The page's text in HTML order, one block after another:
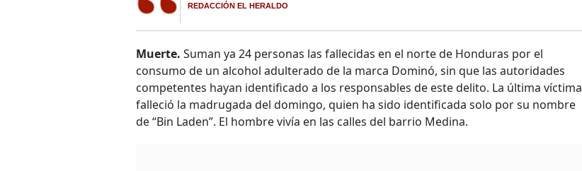
REDACCIÓN EL HERALDO
Muerte. Suman ya 24 personas las fallecidas en el norte de Honduras por el
consumo de un alcohol adulterado de la marca Dominó, sin que las autoridades
competentes hayan identificado a los responsables de este delito. La última víctima
falleció la madrugada del domingo, quien ha sido identificada solo por su nombre
de “Bin Laden”. El hombre vivía en las calles del barrio Medina.